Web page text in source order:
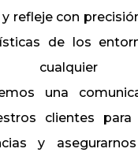
refleje con
de los
cualquier
una
clientes para
y